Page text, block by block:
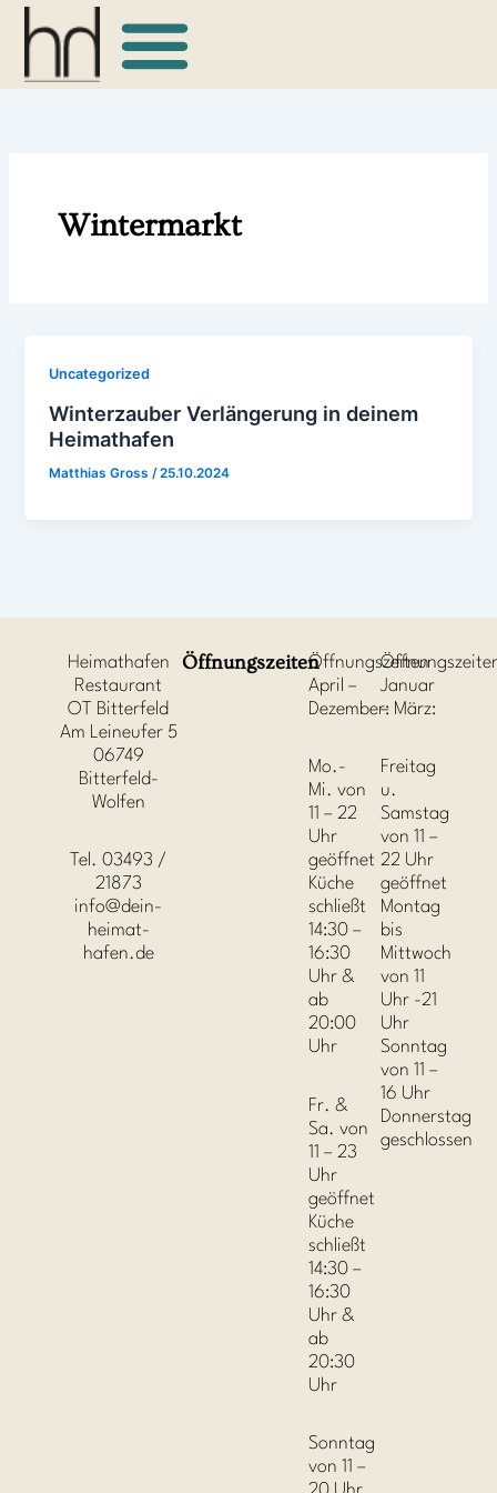
Zum
Inhalt
Wintermarkt
Uncategorized
Winterzauber Verlängerung in deinem
Heimathafen
Matthias Gross /25.10.2024
Heimathafen
Restaurant
OT Bitterfeld
Am Leineufer 5
06749
Bitterfeld-
Wolfen
Tel. 03493 /
21873
info@dein-
heimat-
hafen.de
ÖffnungszeitenÖffnungszeiten
April –
Dezember:
Mo.-
Mi. von
11 – 22
Uhr
geöffnet
Küche
schließt
14:30 –
16:30
Uhr &
ab
20:00
Uhr
Fr. &
Sa. von
11 – 23
Uhr
geöffnet
Küche
schließt
14:30 –
16:30
Uhr &
ab
20:30
Uhr
Sonntag
von 11 –
Januar
– März:
Freitag
u.
Samstag
von 11 –
22 Uhr
geöffnet
Montag
bis
Mittwoch
von 11
Uhr -21
Uhr
Sonntag
von 11 –
16 Uhr
Donnerstag
geschlossen